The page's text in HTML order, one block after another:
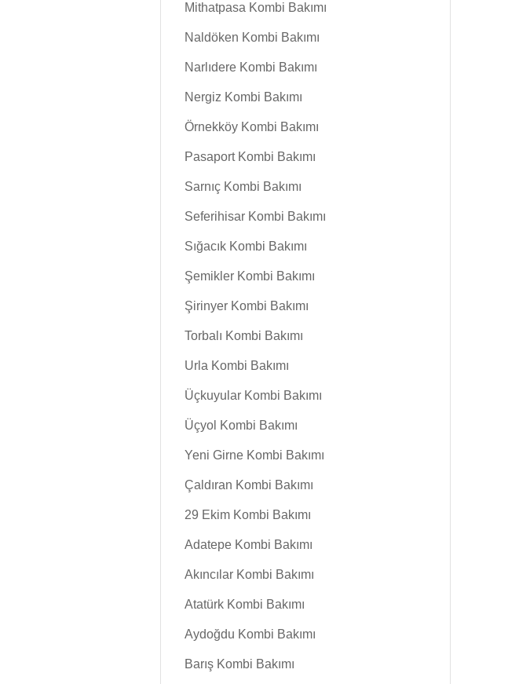
Mithatpasa Kombi Bakımı
Naldöken Kombi Bakımı
Narlıdere Kombi Bakımı
Nergiz Kombi Bakımı
Örnekköy Kombi Bakımı
Pasaport Kombi Bakımı
Sarnıç Kombi Bakımı
Seferihisar Kombi Bakımı
Sığacık Kombi Bakımı
Şemikler Kombi Bakımı
Şirinyer Kombi Bakımı
Torbalı Kombi Bakımı
Urla Kombi Bakımı
Üçkuyular Kombi Bakımı
Üçyol Kombi Bakımı
Yeni Girne Kombi Bakımı
Çaldıran Kombi Bakımı
29 Ekim Kombi Bakımı
Adatepe Kombi Bakımı
Akıncılar Kombi Bakımı
Atatürk Kombi Bakımı
Aydoğdu Kombi Bakımı
Barış Kombi Bakımı